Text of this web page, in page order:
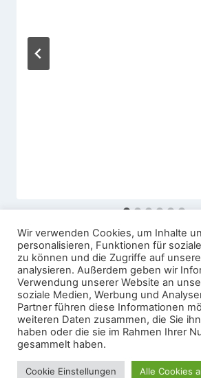
Startseite
Impressum
© 2026
Wir verwenden Cookies, um Inhalte
personalisieren, Funktionen für
zu können und die Zugriffe auf
analysieren. Außerdem geben wir
Verwendung unserer Website an
soziale Medien, Werbung und
Partner führen diese Informationen
weiteren Daten zusammen, die Sie
haben oder die sie im Rahmen Ihrer
gesammelt haben.
Cookie Einstellungen Alle Cookies